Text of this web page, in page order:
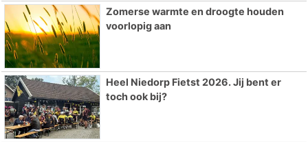
Zomerse warmte en droogte houden
voorlopig aan
Heel Niedorp Fietst 2026. Jij bent er
toch ook bij?